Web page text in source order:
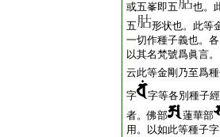
或五峯即五
也。
五
形状也。此等
一切作種子義也。
以其名梵號爲眞言
云此等金剛乃至爲
字
字等各別種子
者。佛部
蓮華部
用。以如此等種子